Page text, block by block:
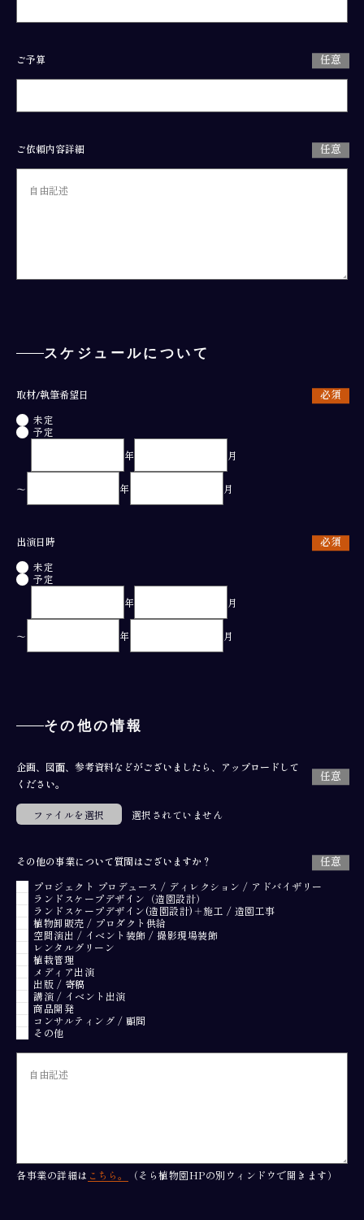
ご予算
ご依頼内容詳細
スケジュールについて
取材/執筆希望日
未定
予定
年
月
〜 年 月
出演日時
未定
予定
年
月
〜 年 月
その他の情報
企画、図⾯、参考資料などがございましたら、アップロードして
ください。
ファイルを選択 選択されていません
その他の事業について質問はございますか？
プロジェクト プロデュース / ディレクション / アドバイザリー
ランドスケープデザイン（造園設計）
ランドスケープデザイン(造園設計)＋施工 / 造園工事
植物卸販売 / プロダクト供給
空間演出 / イベント装飾 / 撮影現場装飾
レンタルグリーン
植栽管理
メディア出演
出版 / 寄稿
講演 / イベント出演
商品開発
コンサルティング / 顧問
その他
各事業の詳細は こちら。 （そら植物園HPの別ウィンドウで開きます）